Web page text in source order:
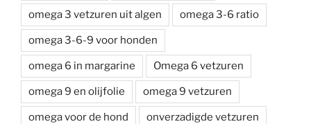
omega 3 vetzuren uit algen omega 3-6 ratio
omega 3-6-9 voor honden
omega 6 in margarine Omega 6 vetzuren
omega 9 en olijfolie omega 9 vetzuren
omega voor de hond onverzadigde vetzuren